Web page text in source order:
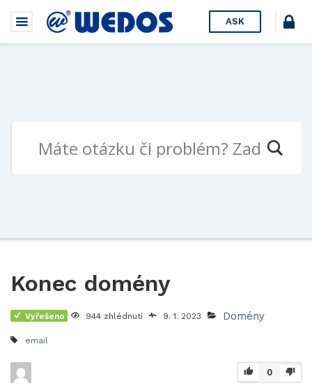
ASK
Konec domény
Vyřešeno 944 zhlédnutí 9. 1. 2023 Domény
email
0